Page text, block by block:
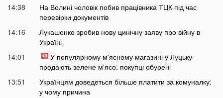
14:38
На Волині чоловік побив працівника ТЦК під час
перевірки документів
14:16
Лукашенко зробив нову цинічну заяву про війну в
Україні
14:01
У популярному м'ясному магазині у Луцьку
продають зелене м'ясо: покупці обурені
13:51
Українцям доведеться більше платити за комуналку:
у чому причина